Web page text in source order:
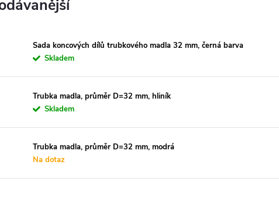
Sada koncových dílů trubkového madla 32 mm, černá barva
Skladem
Trubka madla, průměr D=32 mm, hliník
Skladem
Trubka madla, průměr D=32 mm, modrá
Na dotaz